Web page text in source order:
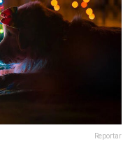
Reportar